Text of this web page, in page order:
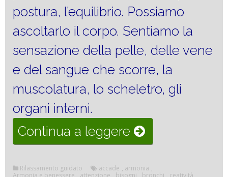
postura, l’equilibrio. Possiamo
ascoltarlo il corpo. Sentiamo la
sensazione della pelle, delle vene
e del sangue che scorre, la
muscolatura, lo scheletro, gli
organi interni.
Continua a leggere “Armonia
e
benessere”
Rilassamento guidato accade , armonia ,